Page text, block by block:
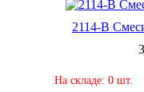
2114-В
На складе: 0 шт.